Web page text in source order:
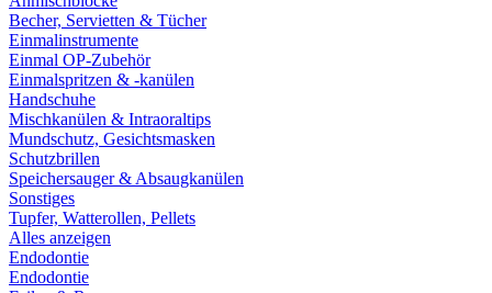
Becher, Servietten & Tücher
Einmalinstrumente
Einmal OP-Zubehör
Einmalspritzen & -kanülen
Handschuhe
Mischkanülen & Intraoraltips
Mundschutz, Gesichtsmasken
Schutzbrillen
Speichersauger & Absaugkanülen
Sonstiges
Tupfer, Watterollen, Pellets
Alles anzeigen
Endodontie
Endodontie